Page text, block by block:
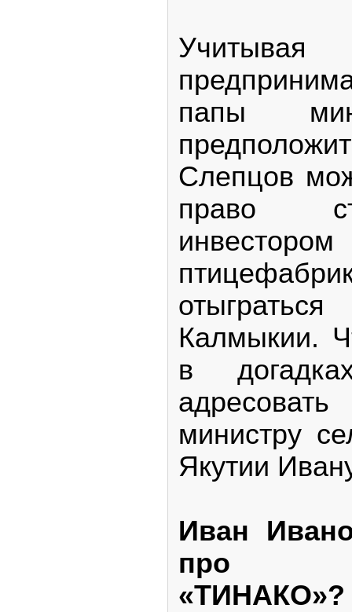
Учитывая
папы
Слепцов
право
Калмыкии.
в
министру
Якутии
Иван
про
«ТИНАКО»?